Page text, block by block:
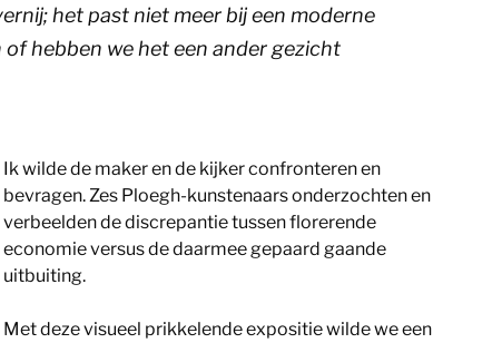
het past niet meer bij een moderne
hebben we het een ander gezicht
Ik wilde de maker en de kijker confronteren en
bevragen. Zes Ploegh-kunstenaars onderzochten en
verbeelden de discrepantie tussen florerende
economie versus de daarmee gepaard gaande
uitbuiting.
Met deze visueel prikkelende expositie wilde we een